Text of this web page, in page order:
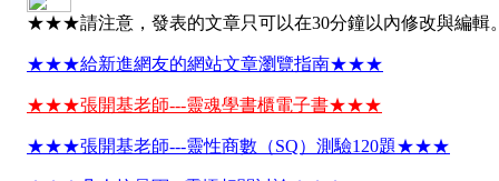
★★★請注意，發表的文章只可以在30分鐘以內修改與編
★★★給新進網友的網站文章瀏覽指南★★★
★★★張開基老師---靈魂學書櫃電子書★★★
★★★張開基老師---靈性商數（SQ）測驗120題★★★